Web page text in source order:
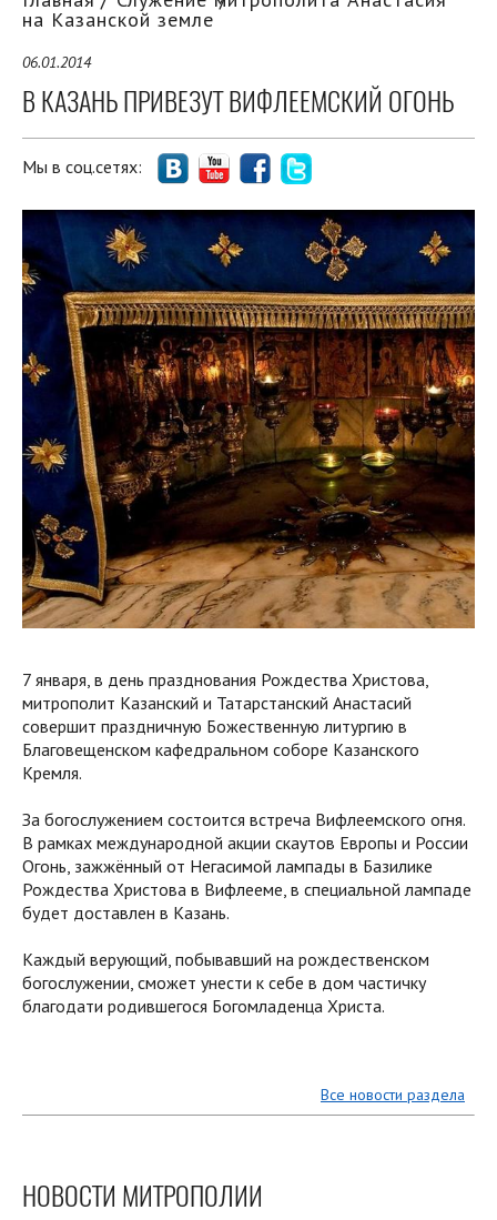
на Казанской земле
06.01.2014
В КАЗАНЬ ПРИВЕЗУТ ВИФЛЕЕМСКИЙ ОГОНЬ
Мы в соц.сетях:
7 января, в день празднования Рождества Христова,
митрополит Казанский и Татарстанский Анастасий
совершит праздничную Божественную литургию в
Благовещенском кафедральном соборе Казанского
Кремля.
За богослужением состоится встреча Вифлеемского огня.
В рамках международной акции скаутов Европы и России
Огонь, зажжённый от Негасимой лампады в Базилике
Рождества Христова в Вифлееме, в специальной лампаде
будет доставлен в Казань.
Каждый верующий, побывавший на рождественском
богослужении, сможет унести к себе в дом частичку
благодати родившегося Богомладенца Христа.
Все новости раздела
НОВОСТИ МИТРОПОЛИИ